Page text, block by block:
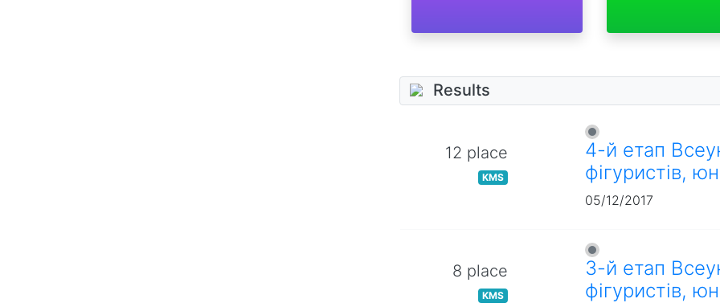
Results
12 place
KMS
4-й етап
фігуристів,
05/12/2017
8 place
KMS
3-й етап
фігуристів,